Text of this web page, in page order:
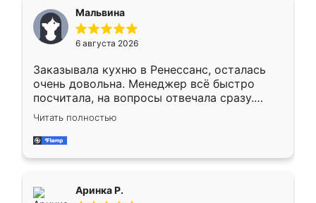
меньше, здесь же он более разнообразный.
Мне нравится ,если что-то потребуется из
мебели буду заказывать только здесь.
Мальвина
6 августа 2026
Заказывала кухню в Ренессанс, осталась
очень довольна. Менеджер всё быстро
посчитала, на вопросы отвечала сразу.
Замерщик приехал в субботу, подошёл к
делу со всей ответственностью. Собрали
за день, ребята работали аккуратно, даже
Читать полностью
Аринка Р.